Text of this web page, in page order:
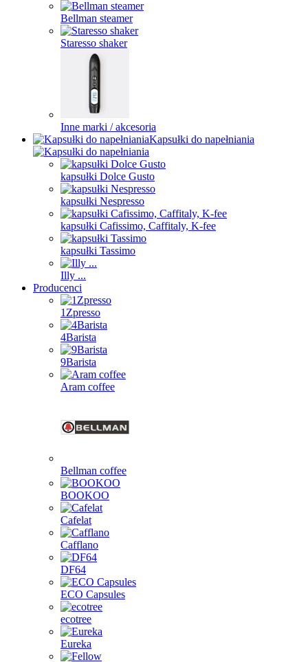
Bellman steamer
Staresso shaker
Inne marki / akcesoria
Kapsułki do napełniania
kapsułki Dolce Gusto
kapsułki Nespresso
kapsułki Cafissimo, Caffitaly, K-fee
kapsułki Tassimo
Illy ...
Producenci
1Zpresso
4Barista
9Barista
Aram coffee
Bellman coffee
BOOKOO
Cafelat
Cafflano
DF64
ECO Capsules
ecotree
Eureka